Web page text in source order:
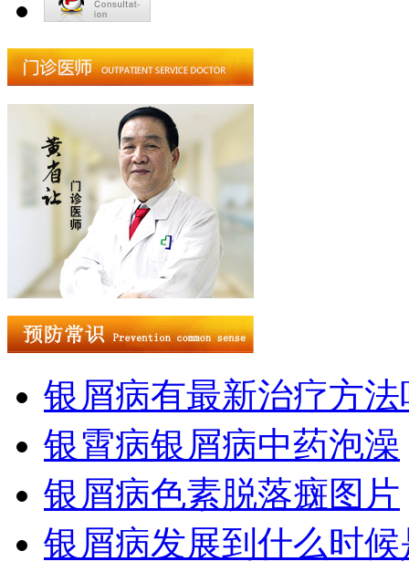
银屑病有最新治疗方法
银霄病银屑病中药泡澡
银屑病色素脱落癍图片
银屑病发展到什么时